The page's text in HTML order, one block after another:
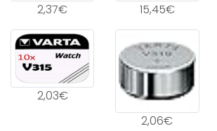
2,37€ 15,45€
2,03€
2,06€